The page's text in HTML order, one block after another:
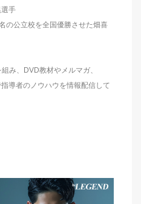
手
の公立校を全国優勝させた畑喜
み、DVD教材やメルマガ、
導者のノウハウを情報配信して